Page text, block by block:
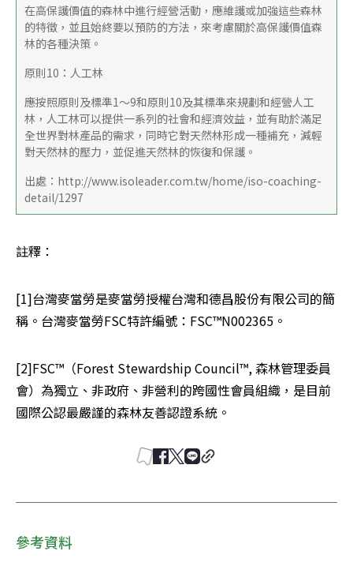
在高保護價值的森林中進行經營活動，應維護或加強這些森林
的特徵，並且始終要以預防的方法，來考慮關於高保護價值森
林的各種決策。
原則10：人工林
應按照原則及標準1～9和原則10及其標準來規劃和經營人工
林，人工林可以提供一系列的社會和經濟效益，並有助於滿足
全世界對林產品的需求，同時它對天然林形成一種補充，減輕
對天然林的壓力，並促進天然林的恢復和保護。
出處：http://www.isoleader.com.tw/home/iso-coaching-
detail/1297
註釋：
[1]台灣麥當勞是麥當勞授權台灣和德昌股份有限公司的簡
稱。台灣麥當勞FSC特許編號：FSC™N002365。
[2]FSC™（Forest Stewardship Council™, 森林管理委員
會）為獨立、非政府、非營利的跨國性會員組織，是目前
國際公認最嚴謹的森林友善認證系統。
參考資料